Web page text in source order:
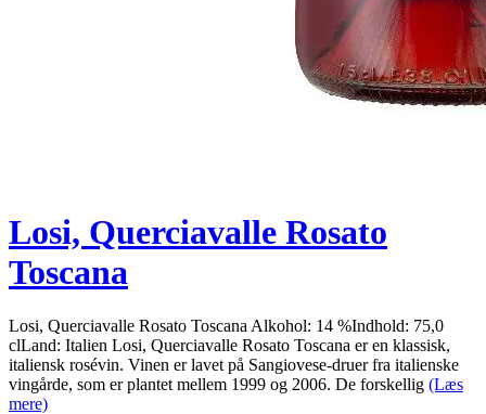
Losi, Querciavalle Rosato
Toscana
Losi, Querciavalle Rosato Toscana Alkohol: 14 %Indhold: 75,0
clLand: Italien Losi, Querciavalle Rosato Toscana er en klassisk,
italiensk rosévin. Vinen er lavet på Sangiovese-druer fra italienske
vingårde, som er plantet mellem 1999 og 2006. De forskellig (Læs
mere)